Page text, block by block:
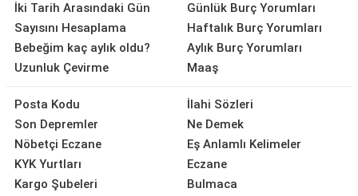
İki Tarih Arasındaki Gün
Sayısını Hesaplama
Bebeğim kaç aylık oldu?
Uzunluk Çevirme
Günlük Burç Yorumları
Haftalık Burç Yorumları
Aylık Burç Yorumları
Maaş
Posta Kodu
Son Depremler
Nöbetçi Eczane
KYK Yurtları
Kargo Şubeleri
İlahi Sözleri
Ne Demek
Eş Anlamlı Kelimeler
Eczane
Bulmaca